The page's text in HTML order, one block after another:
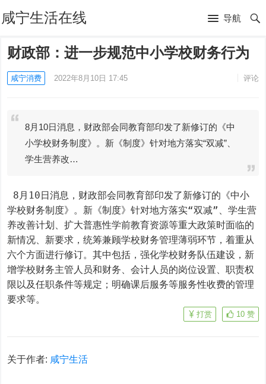
咸宁生活在线 导航
财政部：进一步规范中小学校财务行为
咸宁消费 2022年8月10日 17:45 评论
8月10日消息，财政部会同教育部印发了新修订的《中
小学校财务制度》。新《制度》针对地方落实“双减”、
学生营养改…
学校财务制度》。新《制度》针对地方落实“双减”、学生营
养改善计划、扩大普惠性学前教育资源等重大政策时面临的
新情况、新要求，统筹兼顾学校财务管理薄弱环节，着重从
六个方面进行修订。其中包括，强化学校财务队伍建设，新
增学校财务主管人员和财务、会计人员的岗位设置、职责权
限以及任职条件等规定；明确课后服务等服务性收费的管理
要求等。
10 赞
打赏
关于作者: 咸宁生活